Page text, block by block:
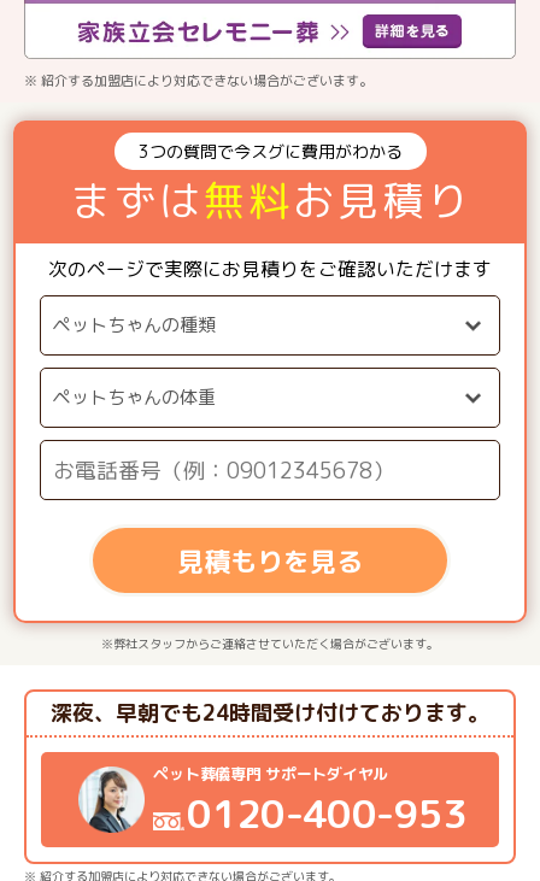
※ 紹介する加盟店により対応できない場合がございます。
3つの質問で今スグに費用がわかる
まずは無料お見積り
次のページで実際にお見積りをご確認いただけます
見積もりを見る
※弊社スタッフからご連絡させていただく場合がございます。
ペット葬儀専門 サポートダイヤル
0120-400-953
深夜、早朝でも24時間受け付けております。
※ 紹介する加盟店により対応できない場合がございます。